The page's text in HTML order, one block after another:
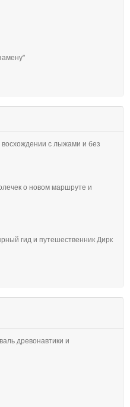
с лыжами и без
о новом маршруте и
гид и путешественник Дирк
древонавтики и